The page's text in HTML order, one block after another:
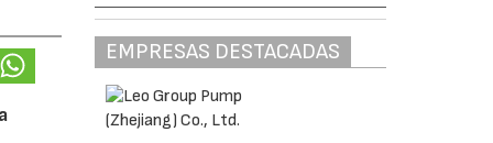
EMPRESAS DESTACADAS